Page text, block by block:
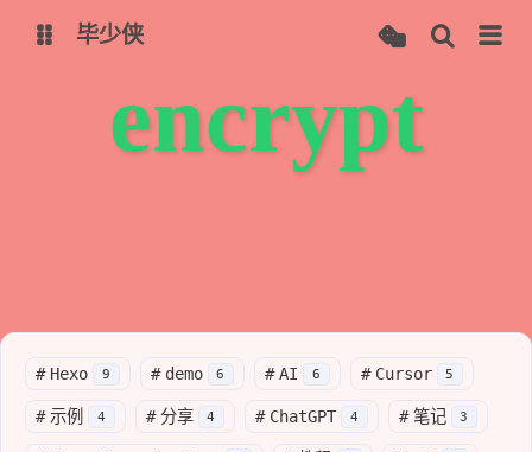
个人主页 个人导航
博客-Hexo
文心一言 文心一格
讯飞星火
毕少侠
encrypt
# Hexo 9 # demo 6 # AI 6 # Cursor 5
# 示例 4 # 分享 4 # ChatGPT 4 # 笔记 3